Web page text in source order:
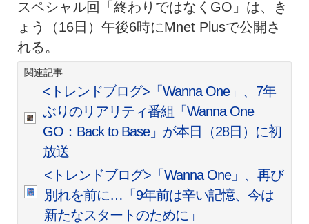
スペシャル回「終わりではなくGO」は、き
ょう（16日）午後6時にMnet Plusで公開さ
れる。
関連記事
<トレンドブログ>「Wanna One」、7年
ぶりのリアリティ番組「Wanna One
GO：Back to Base」が本日（28日）に初
放送
<トレンドブログ>「Wanna One」、再び
別れを前に…「9年前は辛い記憶、今は
新たなスタートのために」